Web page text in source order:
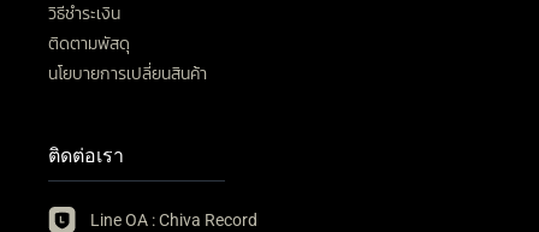
วิธีชำระเงิน
ติดตามพัสดุ
นโยบายการเปลี่ยนสินค้า
ติดต่อเรา
Line OA : Chiva Record